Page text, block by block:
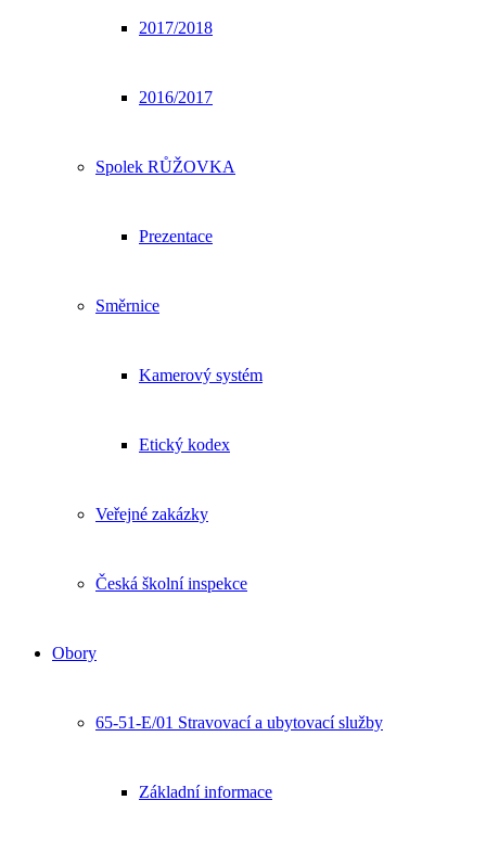
2017/2018
2016/2017
Spolek RŮŽOVKA
Prezentace
Směrnice
Kamerový systém
Etický kodex
Veřejné zakázky
Česká školní inspekce
Obory
65-51-E/01 Stravovací a ubytovací služby
Základní informace